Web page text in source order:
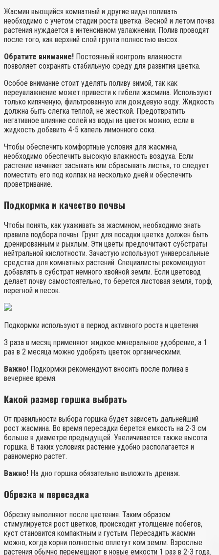
Жасмин вьющийся комнатный и другие виды поливать
необходимо с учетом стадии роста цветка. Весной и летом почва
растения нуждается в интенсивном увлажнении. Полив проводят
после того, как верхний слой грунта полностью высох.
Обратите внимание! Постоянный контроль влажности
позволяет сохранять стабильную среду для развития цветка.
Особое внимание стоит уделять поливу зимой, так как
переувлажнение может привести к гибели жасмина. Используют
только кипяченую, фильтрованную или дождевую воду. Жидкость
должна быть слегка теплой, не жесткой. Предотвратить
негативное влияние солей из воды на цветок можно, если в
жидкость добавить 4-5 капель лимонного сока.
Чтобы обеспечить комфортные условия для жасмина,
необходимо обеспечить высокую влажность воздуха. Если
растение начинает засыхать или сбрасывать листья, то следует
поместить его под колпак на несколько дней и обеспечить
проветривание.
Подкормка и качество почвы
Чтобы понять, как ухаживать за жасмином, необходимо знать
правила подбора почвы. Грунт для посадки цветка должен быть
дренированным и рыхлым. Эти цветы предпочитают субстраты
нейтральной кислотности. Зачастую используют универсальные
средства для комнатных растений. Специалисты рекомендуют
добавлять в субстрат немного хвойной земли. Если цветовод
делает почву самостоятельно, то берется листовая земля, торф,
перегной и песок.
Подкормки используют в период активного роста и цветения
3 раза в месяц применяют жидкое минеральное удобрение, а 1
раз в 2 месяца можно удобрять цветок органическими.
Важно! Подкормки рекомендуют вносить после полива в
вечернее время.
Какой размер горшка выбрать
От правильности выбора горшка будет зависеть дальнейший
рост жасмина. Во время пересадки берется емкость на 2-3 см
больше в диаметре предыдущей. Увеличивается также высота
горшка. В таких условиях растение удобно располагается и
равномерно растет.
Важно! На дно горшка обязательно выложить дренаж.
Обрезка и пересадка
Обрезку выполняют после цветения. Таким образом
стимулируется рост цветков, происходит утолщение побегов,
куст становится компактным и густым. Пересадить жасмин
можно, когда корни полностью оплетут ком земли. Взрослые
растения обычно перемещают в новые емкости 1 раз в 2-3 года.